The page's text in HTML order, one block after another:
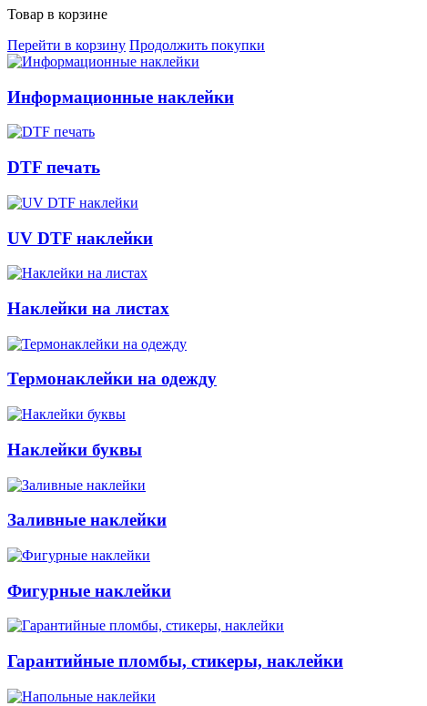
Товар в корзине
Перейти в корзину Продолжить покупки
Информационные наклейки
DTF печать
UV DTF наклейки
Наклейки на листах
Термонаклейки на одежду
Наклейки буквы
Заливные наклейки
Фигурные наклейки
Гарантийные пломбы, стикеры, наклейки